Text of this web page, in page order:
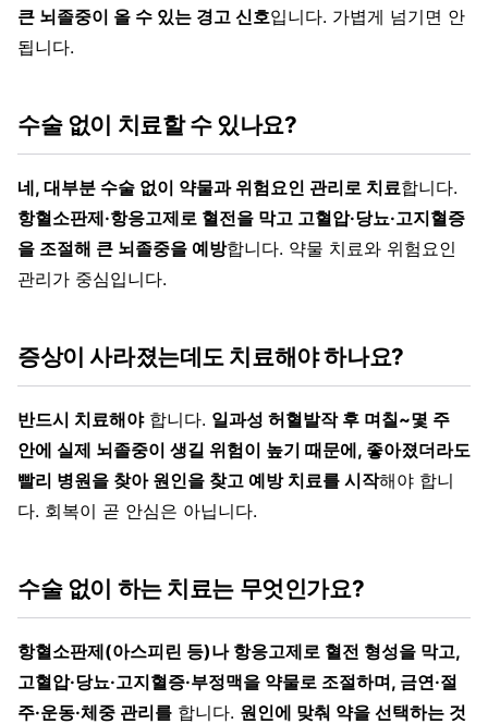
큰 뇌졸중이 올 수 있는 경고 신호입니다. 가볍게 넘기면 안
됩니다.
수술 없이 치료할 수 있나요?
네, 대부분 수술 없이 약물과 위험요인 관리로 치료합니다.
항혈소판제·항응고제로 혈전을 막고 고혈압·당뇨·고지혈증
을 조절해 큰 뇌졸중을 예방합니다. 약물 치료와 위험요인
관리가 중심입니다.
증상이 사라졌는데도 치료해야 하나요?
반드시 치료해야합니다. 일과성 허혈발작 후 며칠~몇 주
안에 실제 뇌졸중이 생길 위험이 높기 때문에, 좋아졌더라도
빨리 병원을 찾아 원인을 찾고 예방 치료를 시작해야 합니
다. 회복이 곧 안심은 아닙니다.
수술 없이 하는 치료는 무엇인가요?
항혈소판제(아스피린 등)나 항응고제로 혈전 형성을 막고,
고혈압·당뇨·고지혈증·부정맥을 약물로 조절하며, 금연·절
주·운동·체중 관리를 합니다. 원인에 맞춰 약을 선택하는 것